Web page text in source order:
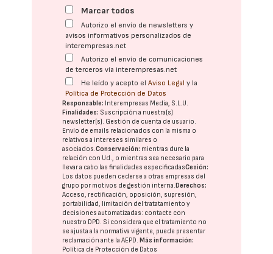
Marcar todos
Autorizo el envío de newsletters y
avisos informativos personalizados de
interempresas.net
Autorizo el envío de comunicaciones
de terceros vía interempresas.net
He leído y acepto elAviso Legal y la
Política de Protección de Datos
Responsable: Interempresas Media, S.L.U.
Finalidades: Suscripción a nuestra(s)
newsletter(s). Gestión de cuenta de usuario.
Envío de emails relacionados con la misma o
relativos a intereses similares o
asociados.Conservación: mientras dure la
relación con Ud., o mientras sea necesario para
llevar a cabo las finalidades especificadasCesión:
Los datos pueden cederse a otras empresas del
grupo por motivos de gestión interna.Derechos:
Acceso, rectificación, oposición, supresión,
portabilidad, limitación del tratatamiento y
decisiones automatizadas: contacte con
nuestro DPD. Si considera que el tratamiento no
se ajusta a la normativa vigente, puede presentar
reclamación ante laAEPD.Más información:
Política de Protección de Datos